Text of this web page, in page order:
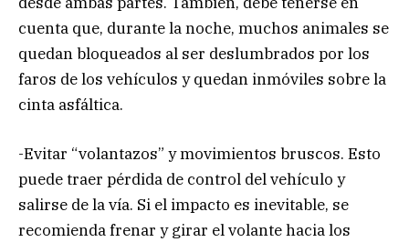
cuenta que, durante la noche, muchos animales se
quedan bloqueados al ser deslumbrados por los
faros de los vehículos y quedan inmóviles sobre la
cinta asfáltica.
-Evitar “volantazos” y movimientos bruscos. Esto
puede traer pérdida de control del vehículo y
salirse de la vía. Si el impacto es inevitable, se
recomienda frenar y girar el volante hacia los